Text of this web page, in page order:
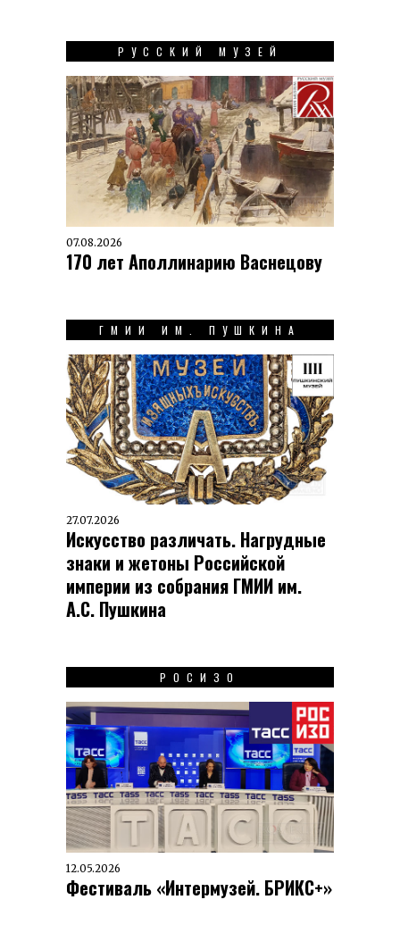
РУССКИЙ МУЗЕЙ
07.08.2026
170 лет Аполлинарию Васнецову
ГМИИ ИМ. ПУШКИНА
27.07.2026
Искусство различать. Нагрудные
знаки и жетоны Российской
империи из собрания ГМИИ им.
А.С. Пушкина
РОСИЗО
12.05.2026
Фестиваль «Интермузей. БРИКС+»